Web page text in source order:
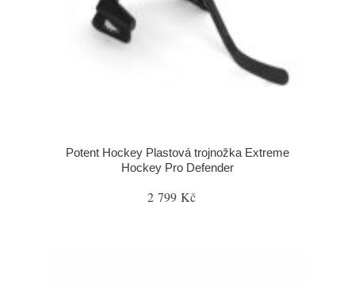
Potent Hockey Plastová trojnožka Extreme
Hockey Pro Defender
2 799 Kč